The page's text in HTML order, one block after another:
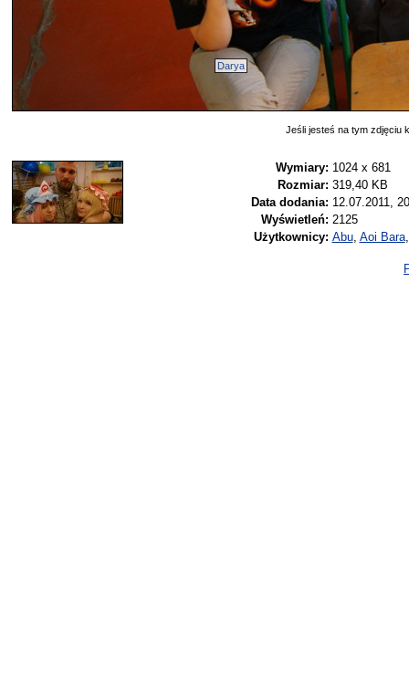
Darya
Jeśli jesteś na tym zdjęciu
Wymiary: 1024 x 681
Rozmiar: 319,40 KB
Data dodania: 12.07.2011,
Wyświetleń: 2125
Użytkownicy: Abu, Aoi Bara